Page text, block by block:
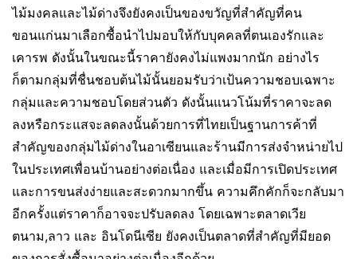
ไม้มงคลและไม้ด่างจึงยังคงเป็นของขวัญที่สำคัญที่คน
ขอนแก่นมาเลือกซื้อนำไปมอบให้กับบุคคลที่ตนเองรักและ
เคารพ ดังนั้นในขณะนี้ราคายังคงไม่แพงมากนัก อย่างไร
ก็ตามกลุ่มที่ชื่นชอบต้นไม้นั้นยอมรับว่าเป้นความชอบเฉพาะ
กลุ่มและความชอบโดยส่วนตัว ดังนั้นแนวโน้มที่ราคาจะลด
ลงหรือกระแสจะลดลงนั้นด้วยการที่ไทยเป็นฐานการค้าที่
สำคัญของกลุ่มไม้ด่างในอาเซียนและร้านมีการส่งจำหน่ายไป
ในประเทศเพื่อนบ้านอย่างต่อเนื่อง และเมื่อมีการเปิดประเทศ
และการขนส่งง่ายและสะดวกมากขึ้น ความคึกคักก็จะกลับมา
อีกครั้งแต่ราคาก็อาจจะปรับลดลง โดยเฉพาะตลาดเวีย
ตนาม,ลาว และ อินโดนีเซีย ยังคงเป็นตลาดที่สำคัญที่มียอด